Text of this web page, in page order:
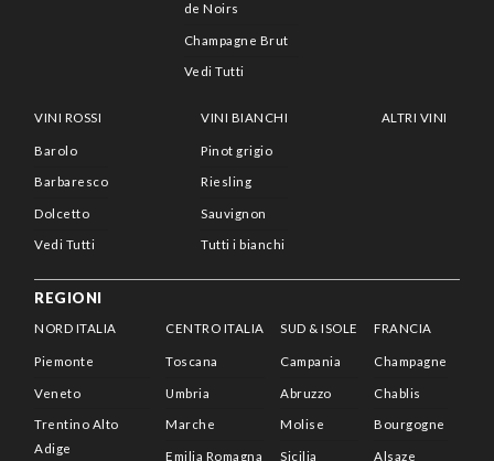
de Noirs
Champagne Brut
Vedi Tutti
VINI ROSSI
Barolo
Barbaresco
Dolcetto
Vedi Tutti
VINI BIANCHI
Pinot grigio
Riesling
Sauvignon
Tutti i bianchi
ALTRI VINI
REGIONI
NORD ITALIA
Piemonte
Veneto
Trentino Alto
Adige
CENTRO ITALIA
Toscana
Umbria
Marche
Emilia Romagna
SUD & ISOLE
Campania
Abruzzo
Molise
Sicilia
FRANCIA
Champagne
Chablis
Bourgogne
Alsaze